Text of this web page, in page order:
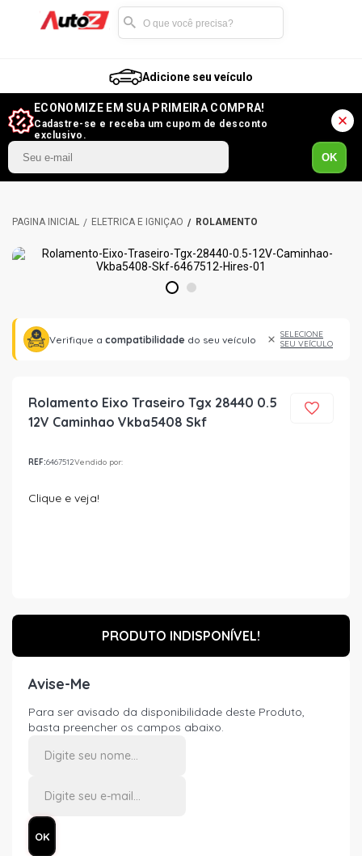
Adicione seu veículo
ECONOMIZE EM SUA PRIMEIRA COMPRA!
Cadastre-se e receba um cupom de desconto
exclusivo.
OK
ELÉTRICA E IGNIÇÃO ROLAMENTO
1 2
Verifique a compatibilidade do seu veículo
SELECIONE
SEU VEÍCULO
Rolamento Eixo Traseiro Tgx 28440 0.5
12V Caminhao Vkba5408 Skf
REF:6467512Vendido por:
Clique e veja!
PRODUTO INDISPONÍVEL!
Avise-Me
Para ser avisado da disponibilidade deste Produto,
basta preencher os campos abaixo.